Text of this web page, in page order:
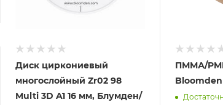
Диск циркониевый
многослойный Zr02 98
Multi 3D A1 16 мм, Блумден/
ПММА/
Bloomden